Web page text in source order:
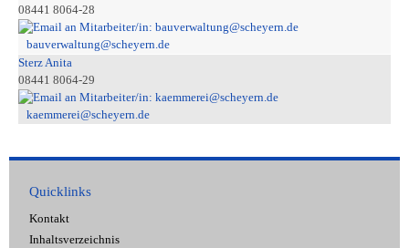
08441 8064-28
bauverwaltung@scheyern.de
Sterz Anita
08441 8064-29
kaemmerei@scheyern.de
Quicklinks
Kontakt
Inhaltsverzeichnis